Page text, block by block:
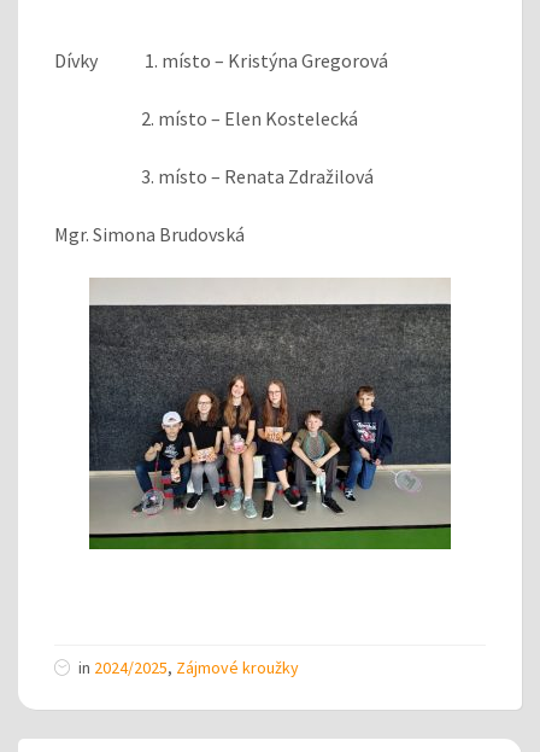
Dívky 1. místo – Kristýna Gregorová
2. místo – Elen Kostelecká
3. místo – Renata Zdražilová
Mgr. Simona Brudovská
in 2024/2025, Zájmové kroužky